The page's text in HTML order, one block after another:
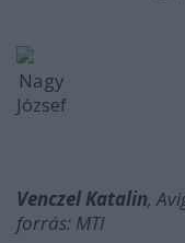
Nagy
József
Venczel Katalin,
forrás: MTI